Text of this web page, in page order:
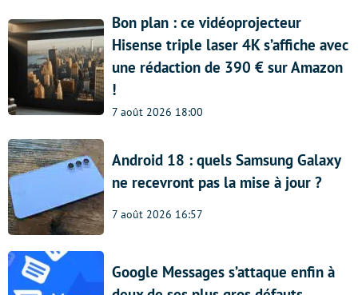
Bon plan : ce vidéoprojecteur
Hisense triple laser 4K s’affiche avec
une rédaction de 390 € sur Amazon
!
7 août 2026 18:00
Android 18 : quels Samsung Galaxy
ne recevront pas la mise à jour ?
7 août 2026 16:57
Google Messages s’attaque enfin à